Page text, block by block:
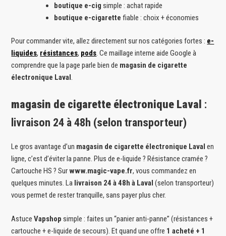
boutique e-cig simple : achat rapide
boutique e-cigarette fiable : choix + économies
Pour commander vite, allez directement sur nos catégories fortes : e-
liquides, résistances, pods. Ce maillage interne aide Google à
comprendre que la page parle bien de magasin de cigarette
électronique Laval.
magasin de cigarette électronique Laval :
livraison 24 à 48h (selon transporteur)
Le gros avantage d’un magasin de cigarette électronique Laval en
ligne, c’est d’éviter la panne. Plus de e-liquide ? Résistance cramée ?
Cartouche HS ? Surwww.magic-vape.fr, vous commandez en
quelques minutes. La livraison 24 à 48h à Laval (selon transporteur)
vous permet de rester tranquille, sans payer plus cher.
AstuceVapshop simple : faites un “panier anti-panne” (résistances +
cartouche + e-liquide de secours). Et quand une offre 1 acheté + 1